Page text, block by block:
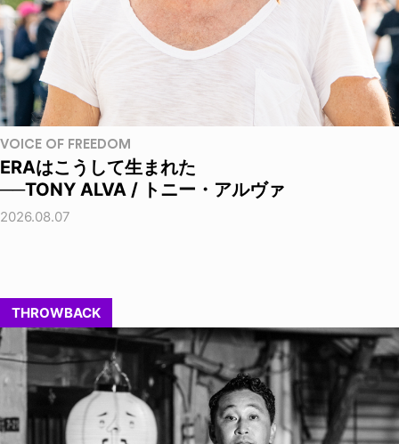
VOICE OF FREEDOM
ERAはこうして生まれた
──TONY ALVA / トニー・アルヴァ
2026.08.07
THROWBACK